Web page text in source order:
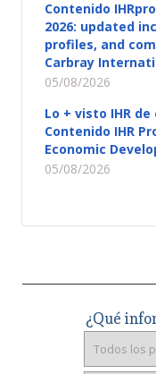
Contenido
2026: updated
profiles, and
Carbray
05/08/2026
Lo + visto IHR
Contenido IHR
Economic
05/08/2026
¿Qué